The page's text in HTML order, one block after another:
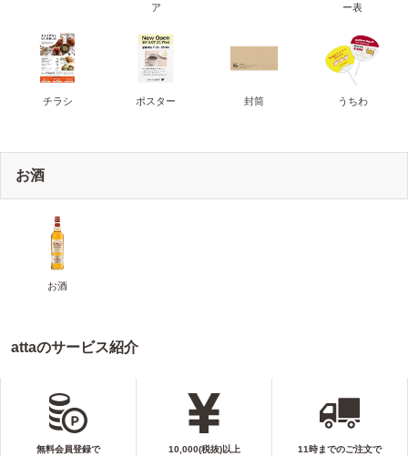
ア
ー表
チラシ ポスター 封筒 うちわ
お酒
お酒
attaのサービス紹介
無料会員登録で
10,000(税抜)以上
11時までのご注文で